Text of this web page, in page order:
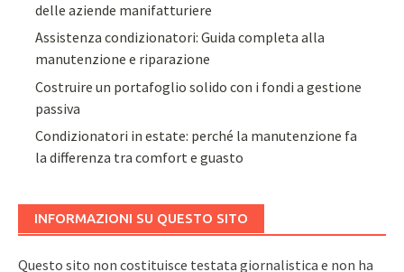
delle aziende manifatturiere
Assistenza condizionatori: Guida completa alla
manutenzione e riparazione
Costruire un portafoglio solido con i fondi a gestione
passiva
Condizionatori in estate: perché la manutenzione fa
la differenza tra comfort e guasto
INFORMAZIONI SU QUESTO SITO
Questo sito non costituisce testata giornalistica e non ha